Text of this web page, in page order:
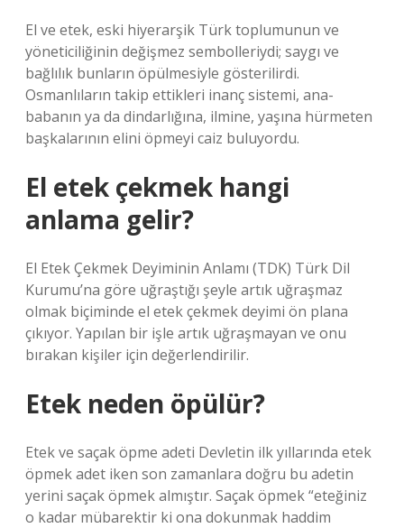
El ve etek, eski hiyerarşik Türk toplumunun ve
yöneticiliğinin değişmez sembolleriydi; saygı ve
bağlılık bunların öpülmesiyle gösterilirdi.
Osmanlıların takip ettikleri inanç sistemi, ana-
babanın ya da dindarlığına, ilmine, yaşına hürmeten
başkalarının elini öpmeyi caiz buluyordu.
El etek çekmek hangi
anlama gelir?
El Etek Çekmek Deyiminin Anlamı (TDK) Türk Dil
Kurumu’na göre uğraştığı şeyle artık uğraşmaz
olmak biçiminde el etek çekmek deyimi ön plana
çıkıyor. Yapılan bir işle artık uğraşmayan ve onu
bırakan kişiler için değerlendirilir.
Etek neden öpülür?
Etek ve saçak öpme adeti Devletin ilk yıllarında etek
öpmek adet iken son zamanlara doğru bu adetin
yerini saçak öpmek almıştır. Saçak öpmek “eteğiniz
o kadar mübarektir ki ona dokunmak haddim